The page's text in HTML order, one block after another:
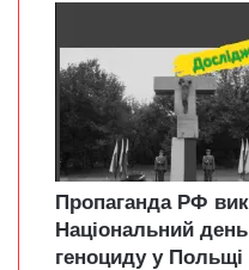
Пропаганда РФ
Національний
геноциду у Польщі